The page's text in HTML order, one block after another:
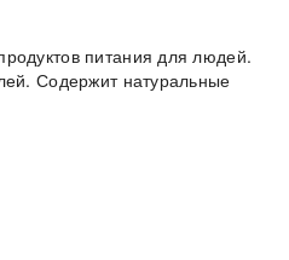
питания для людей.
Содержит натуральные